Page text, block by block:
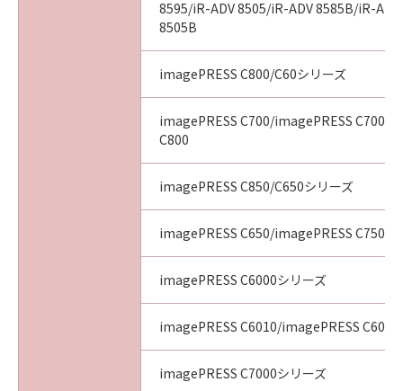
8595/iR-ADV 8505/iR-ADV 8585B/iR-
8505B
imagePRESS C800/C60シリーズ
imagePRESS C700/imagePRESS C700L/
C800
imagePRESS C850/C650シリーズ
imagePRESS C650/imagePRESS C750/
imagePRESS C6000シリーズ
imagePRESS C6010/imagePRESS C6011
imagePRESS C7000シリーズ